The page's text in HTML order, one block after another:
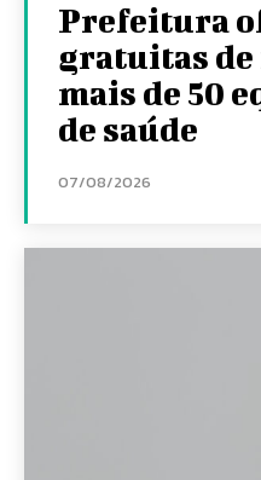
Prefeitura
gratuitas de
mais de 50
de saúde
07/08/2026